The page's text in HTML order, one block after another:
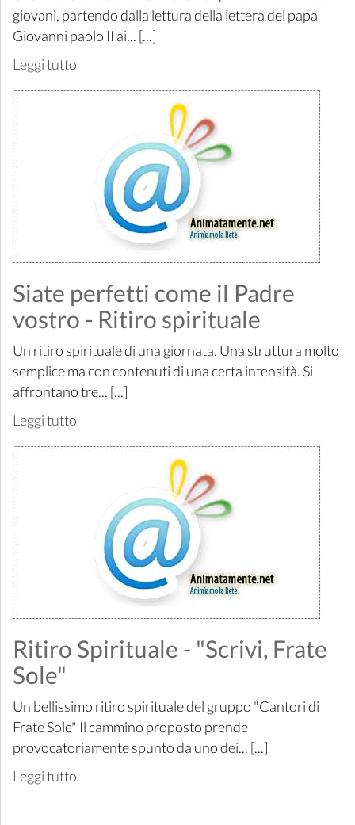
giovani, partendo dalla lettura della lettera del papa
Giovanni paolo II ai... [...]
Leggi tutto
Siate perfetti come il Padre
vostro - Ritiro spirituale
Un ritiro spirituale di una giornata. Una struttura molto
semplice ma con contenuti di una certa intensità. Si
affrontano tre... [...]
Leggi tutto
Ritiro Spirituale - "Scrivi, Frate
Sole"
Un bellissimo ritiro spirituale del gruppo "Cantori di
Frate Sole" Il cammino proposto prende
provocatoriamente spunto da uno dei... [...]
Leggi tutto